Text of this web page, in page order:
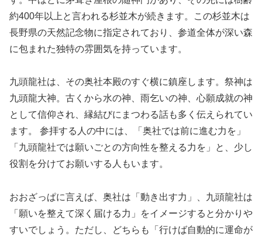
約400年以上と言われる杉並木が続きます。この杉並木は
長野県の天然記念物に指定されており、参道全体が深い森
に包まれた独特の雰囲気を持っています。
九頭龍社は、その奥社本殿のすぐ横に鎮座します。祭神は
九頭龍大神。古くから水の神、雨乞いの神、心願成就の神
として信仰され、縁結びにまつわる話も多く伝えられてい
ます。 参拝する人の中には、「奥社では前に進む力を」
「九頭龍社では願いごとの方向性を整える力を」と、少し
役割を分けてお願いする人もいます。
おおざっぱに言えば、奥社は「動き出す力」、九頭龍社は
「願いを整えて深く届ける力」をイメージすると分かりや
すいでしょう。ただし、どちらも「行けば自動的に運命が